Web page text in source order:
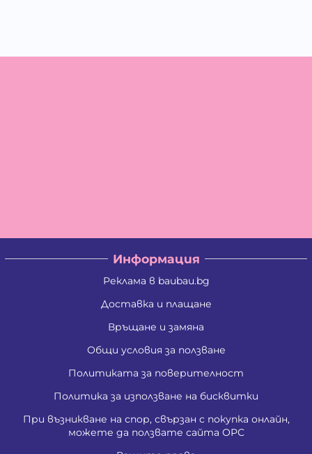
Информация
Реклама в baubau.bg
Доставка и плащане
Връщане и замяна
Общи условия за ползване
Политиката за поверителност
Политика за използване на бисквитки
При възникване на спор, свързан с покупка онлайн,
можете да ползвате сайта ОРС